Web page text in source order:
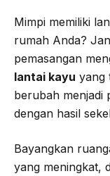
Mimpi memiliki
rumah Anda?
pemasangan
lantai kayu yang
berubah menjadi
dengan hasil
Bayangkan
yang meningkat,